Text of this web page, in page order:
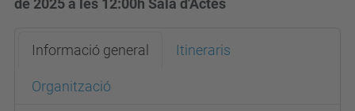
de 2025 a les 12:00h Sala d'Actes
Informació general Itineraris
Organització